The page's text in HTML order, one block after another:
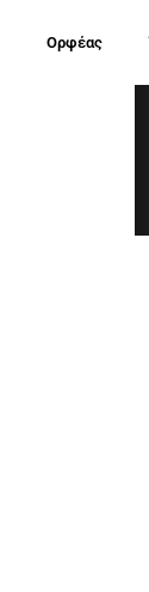
Ορφέας